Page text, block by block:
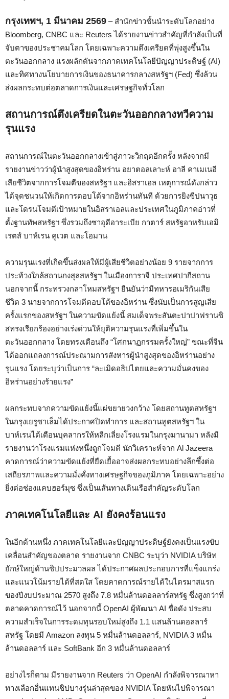
กรุงเทพฯ, 1 มีนาคม 2569 – สำนักข่าวชั้นนำระดับโลกอย่าง
Bloomberg, CNBC และ Reuters ได้รายงานข่าวสำคัญที่กำลังเป็นที่
จับตาของประชาคมโลก โดยเฉพาะความตึงเครียดที่พุ่งสูงขึ้นใน
ตะวันออกกลาง แรงผลักดันจากภาคเทคโนโลยีปัญญาประดิษฐ์ (AI)
และทิศทางนโยบายการเงินของธนาคารกลางสหรัฐฯ (Fed) ซึ่งล้วน
ส่งผลกระทบต่อตลาดการเงินและเศรษฐกิจทั่วโลก
สถานการณ์ตึงเครียดในตะวันออกกลางทวีความ
รุนแรง
สถานการณ์ในตะวันออกกลางเข้าสู่ภาวะวิกฤตอีกครั้ง หลังจากมี
รายงานข่าวว่าผู้นำสูงสุดของอิหร่าน อยาตอลเลาะห์ อาลี คาเมเนอี
เสียชีวิตจากการโจมตีของสหรัฐฯ และอิสราเอล เหตุการณ์ดังกล่าว
ได้จุดชนวนให้เกิดการตอบโต้จากอิหร่านทันที ด้วยการยิงขีปนาวุธ
และโดรนโจมตีเป้าหมายในอิสราเอลและประเทศในภูมิภาคอ่าวที่
ตั้งฐานทัพสหรัฐฯ ซึ่งรวมถึงซาอุดีอาระเบีย กาตาร์ สหรัฐอาหรับเอมิ
เรตส์ บาห์เรน คูเวต และโอมาน
ความรุนแรงที่เกิดขึ้นส่งผลให้มีผู้เสียชีวิตอย่างน้อย 9 รายจากการ
ประท้วงใกล้สถานกงสุลสหรัฐฯ ในเมืองการาจี ประเทศปากีสถาน
นอกจากนี้ กระทรวงกลาโหมสหรัฐฯ ยืนยันว่ามีทหารอเมริกันเสีย
ชีวิต 3 นายจากการโจมตีตอบโต้ของอิหร่าน ซึ่งนับเป็นการสูญเสีย
ครั้งแรกของสหรัฐฯ ในความขัดแย้งนี้ สมเด็จพระสันตะปาปาฟรานซิ
สทรงเรียกร้องอย่างเร่งด่วนให้ยุติความรุนแรงที่เพิ่มขึ้นใน
ตะวันออกกลาง โดยทรงเตือนถึง “โศกนาฏกรรมครั้งใหญ่” ขณะที่จีน
ได้ออกแถลงการณ์ประณามการสังหารผู้นำสูงสุดของอิหร่านอย่าง
รุนแรง โดยระบุว่าเป็นการ “ละเมิดอธิปไตยและความมั่นคงของ
อิหร่านอย่างร้ายแรง”
ผลกระทบจากความขัดแย้งนี้แผ่ขยายวงกว้าง โดยสถานทูตสหรัฐฯ
ในกรุงเยรูซาเล็มได้ประกาศปิดทำการ และสถานทูตสหรัฐฯ ใน
บาห์เรนได้เตือนบุคลากรให้หลีกเลี่ยงโรงแรมในกรุงมานามา หลังมี
รายงานว่าโรงแรมแห่งหนึ่งถูกโจมตี นักวิเคราะห์จาก Al Jazeera
คาดการณ์ว่าความขัดแย้งที่ยืดเยื้ออาจส่งผลกระทบอย่างลึกซึ้งต่อ
เสถียรภาพและความมั่งคั่งทางเศรษฐกิจของภูมิภาค โดยเฉพาะอย่าง
ยิ่งต่อช่องแคบฮอร์มุซ ซึ่งเป็นเส้นทางเดินเรือสำคัญระดับโลก
ภาคเทคโนโลยีและ AI ยังคงร้อนแรง
ในอีกด้านหนึ่ง ภาคเทคโนโลยีและปัญญาประดิษฐ์ยังคงเป็นแรงขับ
เคลื่อนสำคัญของตลาด รายงานจาก CNBC ระบุว่า NVIDIA บริษัท
ยักษ์ใหญ่ด้านชิปประมวลผล ได้ประกาศผลประกอบการที่แข็งแกร่ง
และแนวโน้มรายได้ที่สดใส โดยคาดการณ์รายได้ในไตรมาสแรก
ของปีงบประมาณ 2570 สูงถึง 7.8 หมื่นล้านดอลลาร์สหรัฐ ซึ่งสูงกว่าที่
ตลาดคาดการณ์ไว้ นอกจากนี้ OpenAI ผู้พัฒนา AI ชื่อดัง ประสบ
ความสำเร็จในการระดมทุนรอบใหม่สูงถึง 1.1 แสนล้านดอลลาร์
สหรัฐ โดยมี Amazon ลงทุน 5 หมื่นล้านดอลลาร์, NVIDIA 3 หมื่น
ล้านดอลลาร์ และ SoftBank อีก 3 หมื่นล้านดอลลาร์
อย่างไรก็ตาม มีรายงานจาก Reuters ว่า OpenAI กำลังพิจารณาหา
ทางเลือกอื่นแทนชิปบางรุ่นล่าสุดของ NVIDIA โดยหันไปพิจารณา